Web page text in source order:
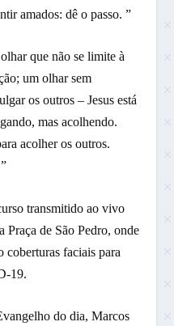
amados: dê o passo. ”
que não se limite à
um olhar sem
os outros – Jesus está
mas acolhendo.
acolher os outros.
transmitido ao vivo
Praça de São Pedro, onde
coberturas faciais para
19.
do dia, Marcos